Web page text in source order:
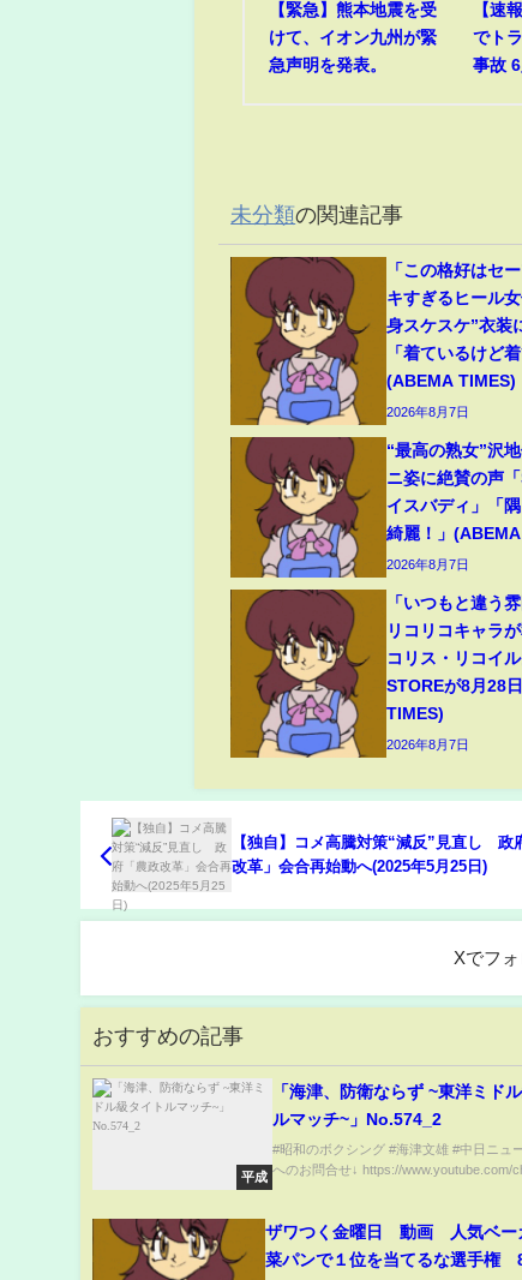
【緊急】熊本地震を受
けて、イオン九州が緊
急声明を発表。
【速
でト
事故
未分類の関連記事
「この格好はセ
キすぎるヒール
身スケスケ”衣装
「着ているけど
(ABEMA TIMES)
2026年8月7日
“最高の熟女”沢
ニ姿に絶賛の声
イスバディ」「
綺麗！」
2026年8月7日
「いつもと違う
リコリコキャラ
コリス・リコイ
STOREが8月28
TIMES)
2026年8月7日
【独自】コメ高騰対策“減反”見直し 政
改革」会合再始動へ(2025年5月25日)
Xでフ
おすすめの記事
平成
「海津、防衛ならず ~東洋ミド
ルマッチ~」No.574_2
#昭和のボクシング #海津文雄 #中日ニュ
へのお問合せ↓ https://www.youtube.com/
ザワつく金曜日 動画 人気ベー
菜パンで１位を当てるな選手権